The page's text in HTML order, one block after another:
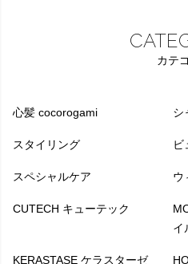
カテ
心髪 cocorogami シ
スタイリング ビ
スペシャルケア ウ
CUTECH キューテック
イ
KERASTASE ケラスターゼ